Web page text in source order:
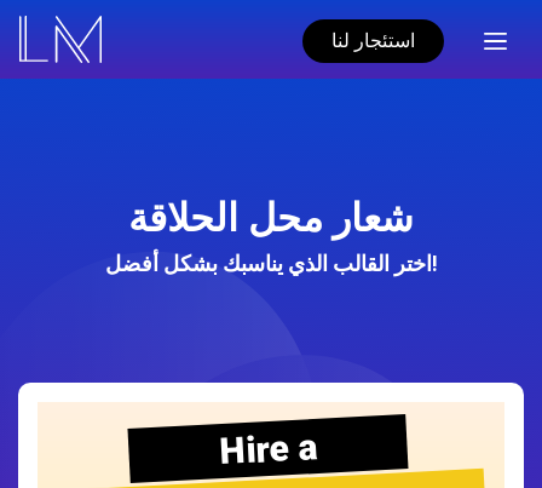
استئجار لنا
شعار محل الحلاقة
اختر القالب الذي يناسبك بشكل أفضل!
Hire a